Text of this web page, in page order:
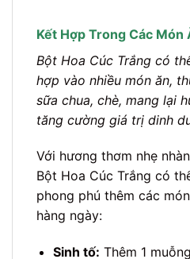
Kết Hợp Trong Các Món
Bột Hoa Cúc Trắng có
hợp vào nhiều món ăn,
sữa chua, chè, mang lại
tăng cường giá trị dinh
Với hương thơm nhẹ
Bột Hoa Cúc Trắng có
phong phú thêm các
hàng ngày:
Sinh tố: Thêm 1